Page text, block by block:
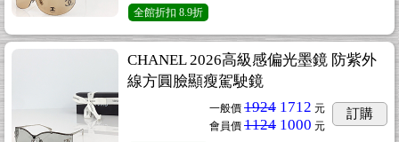
全館折扣 8.9折
CHANEL 2026高級感偏光墨鏡 防紫外
線方圓臉顯瘦駕駛鏡
一般價 1924 1712 元
會員價 1124 1000 元
訂購